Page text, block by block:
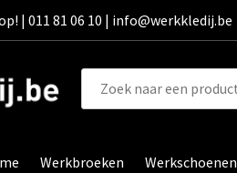
| 011 81 06 10 | info@werkkledij.be
Werkbroeken Werkschoenen